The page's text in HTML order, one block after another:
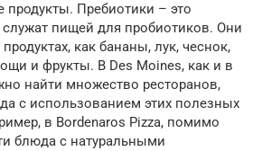
Пребиотики – это
пищей для пробиотиков. Они
как бананы, лук, чеснок,
и фрукты. В Des Moines, как и в
найти множество ресторанов,
с использованием этих полезных
в Bordenaros Pizza, помимо
блюда с натуральными